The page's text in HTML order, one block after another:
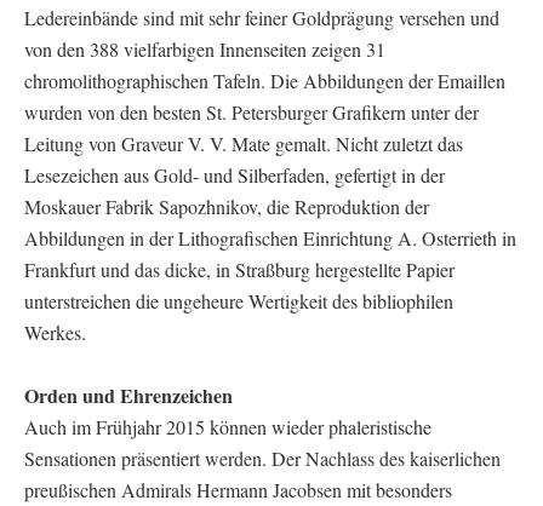
Ledereinbände sind mit sehr feiner Goldprägung versehen und
von den 388 vielfarbigen Innenseiten zeigen 31
chromolithographischen Tafeln. Die Abbildungen der Emaillen
wurden von den besten St. Petersburger Grafikern unter der
Leitung von Graveur V. V. Mate gemalt. Nicht zuletzt das
Lesezeichen aus Gold- und Silberfaden, gefertigt in der
Moskauer Fabrik Sapozhnikov, die Reproduktion der
Abbildungen in der Lithografischen Einrichtung A. Osterrieth in
Frankfurt und das dicke, in Straßburg hergestellte Papier
unterstreichen die ungeheure Wertigkeit des bibliophilen
Werkes.
Orden und Ehrenzeichen
Auch im Frühjahr 2015 können wieder phaleristische
Sensationen präsentiert werden. Der Nachlass des kaiserlichen
preußischen Admirals Hermann Jacobsen mit besonders